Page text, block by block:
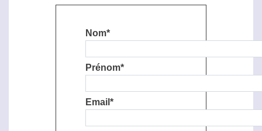
Nom*
Prénom*
Email*